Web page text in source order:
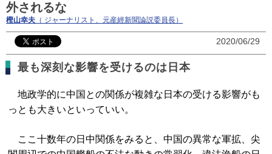
外されるな
樫山幸夫 （ ジャーナリスト、元産經新聞論説委員長）
2020/06/29
最も深刻な影響を受けるのは日本
地政学的に中国との関係が複雑な日本の受ける影響がも
っとも大きいといっていい。
ここ十数年の日中関係をみると、中国の異常な軍拡、尖